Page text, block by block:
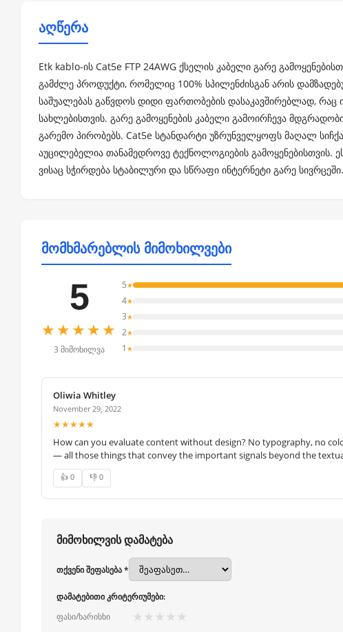
აღწერა
Etk kablo-ის Cat5e FTP 24AWG ქსელის კაბელი გარე
გამძლე პროდუქტი, რომელიც 100% სპილენძისგან არის
საშუალებას გაწვდოს დიდი ფართობების დასაკავშირებლად, რაც
სახლებისთვის. გარე გამოყენების კაბელი გამოირჩევა
გარემო პირობებს. Cat5e სტანდარტი უზრუნველყოფს მაღალ
აუცილებელია თანამედროვე ტექნოლოგიების გამოყენებისთვის.
ვისაც სჭირდება სტაბილური და სწრაფი ინტერნეტი გარე სივრცეში.
მომხმარებლის მიმოხილვები
5
★★★★★
3 მიმოხილვა
5★
4★
3★
2★
1 ★
Oliwia Whitley
November 29, 2022
★★★★★
How can you evaluate content without design? No typography, no
— all those things that convey the important signals beyond the
👍 0 👎 0
მიმოხილვის დამატება
თქვენი შეფასება *
დამატებითი კრიტერიუმები:
ფასი/ხარისხი
★ ★ ★ ★ ★